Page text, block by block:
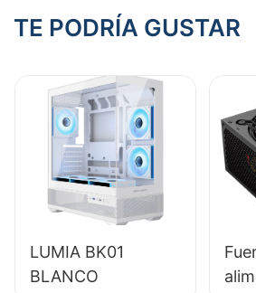
TE PODRÍA GUSTAR
LUMIA BK01
BLANCO